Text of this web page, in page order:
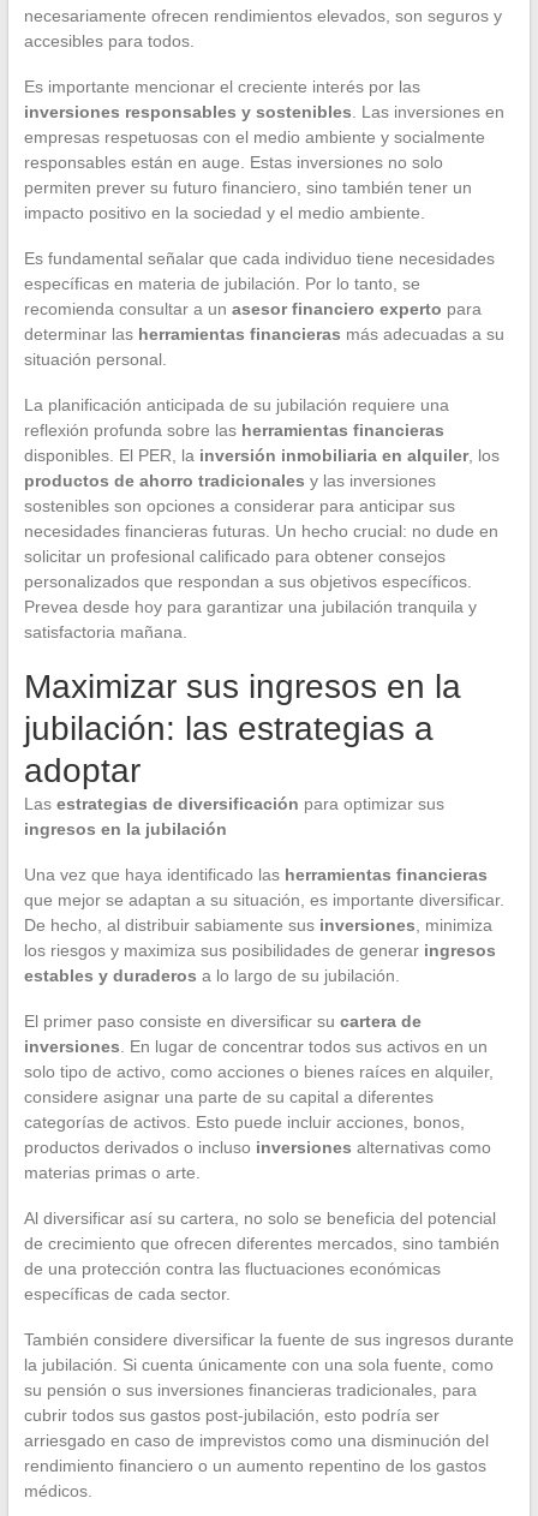
necesariamente ofrecen rendimientos elevados, son seguros y
accesibles para todos.
Es importante mencionar el creciente interés por las
inversiones responsables y sostenibles . Las inversiones en
empresas respetuosas con el medio ambiente y socialmente
responsables están en auge. Estas inversiones no solo
permiten prever su futuro financiero, sino también tener un
impacto positivo en la sociedad y el medio ambiente.
Es fundamental señalar que cada individuo tiene necesidades
específicas en materia de jubilación. Por lo tanto, se
recomienda consultar a un asesor financiero experto para
determinar las herramientas financieras más adecuadas a su
situación personal.
La planificación anticipada de su jubilación requiere una
reflexión profunda sobre las herramientas financieras
disponibles. El PER, la inversión inmobiliaria en alquiler, los
productos de ahorro tradicionales y las inversiones
sostenibles son opciones a considerar para anticipar sus
necesidades financieras futuras. Un hecho crucial: no dude en
solicitar un profesional calificado para obtener consejos
personalizados que respondan a sus objetivos específicos.
Prevea desde hoy para garantizar una jubilación tranquila y
satisfactoria mañana.
Maximizar sus ingresos en la
jubilación: las estrategias a
adoptar
Las estrategias de diversificación para optimizar sus
ingresos en la jubilación
Una vez que haya identificado las herramientas financieras
que mejor se adaptan a su situación, es importante diversificar.
De hecho, al distribuir sabiamente sus inversiones , minimiza
los riesgos y maximiza sus posibilidades de generar ingresos
estables y duraderos a lo largo de su jubilación.
El primer paso consiste en diversificar su cartera de
inversiones . En lugar de concentrar todos sus activos en un
solo tipo de activo, como acciones o bienes raíces en alquiler,
considere asignar una parte de su capital a diferentes
categorías de activos. Esto puede incluir acciones, bonos,
productos derivados o incluso inversiones alternativas como
materias primas o arte.
Al diversificar así su cartera, no solo se beneficia del potencial
de crecimiento que ofrecen diferentes mercados, sino también
de una protección contra las fluctuaciones económicas
específicas de cada sector.
También considere diversificar la fuente de sus ingresos durante
la jubilación. Si cuenta únicamente con una sola fuente, como
su pensión o sus inversiones financieras tradicionales, para
cubrir todos sus gastos post-jubilación, esto podría ser
arriesgado en caso de imprevistos como una disminución del
rendimiento financiero o un aumento repentino de los gastos
médicos.